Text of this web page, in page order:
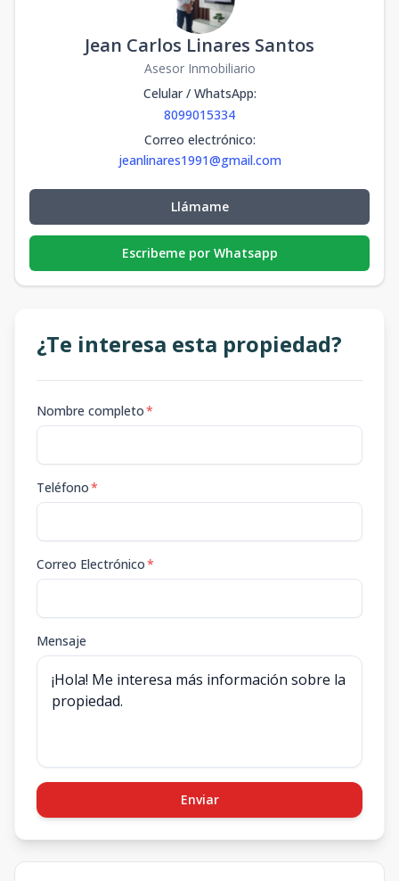
Jean Carlos Linares Santos
Asesor Inmobiliario
Celular / WhatsApp:
8099015334
Correo electrónico:
jeanlinares1991@gmail.com
Llámame
Escribeme por Whatsapp
¿Te interesa esta propiedad?
Nombre completo*
Teléfono*
Correo Electrónico*
Mensaje
Enviar